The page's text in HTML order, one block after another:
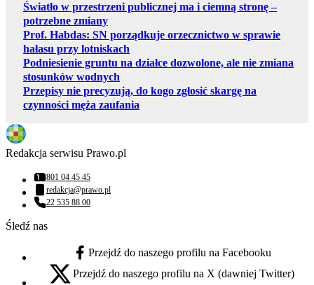
Światło w przestrzeni publicznej ma i ciemną stronę –
potrzebne zmiany
Prof. Habdas: SN porządkuje orzecznictwo w sprawie
hałasu przy lotniskach
Podniesienie gruntu na działce dozwolone, ale nie zmiana
stosunków wodnych
Przepisy nie precyzują, do kogo zgłosić skargę na
czynności męża zaufania
Redakcja serwisu Prawo.pl
Numer telefonu:
801 04 45 45
Adres email:
redakcja@prawo.pl
Numer telefonu:
22 535 88 00
Śledź nas
facebook - otwiera się w nowej karcie
Przejdź do naszego profilu na Facebooku
x - otwiera się w nowej karcie
Przejdź do naszego profilu na X (dawniej Twitter)